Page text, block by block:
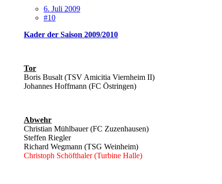
6. Juli 2009
#10
Kader der Saison 2009/2010
Tor
Boris Busalt (TSV Amicitia Viernheim II)
Johannes Hoffmann (FC Östringen)
Abwehr
Christian Mühlbauer (FC Zuzenhausen)
Steffen Riegler
Richard Wegmann (TSG Weinheim)
Christoph Schöfthaler (Turbine Halle)